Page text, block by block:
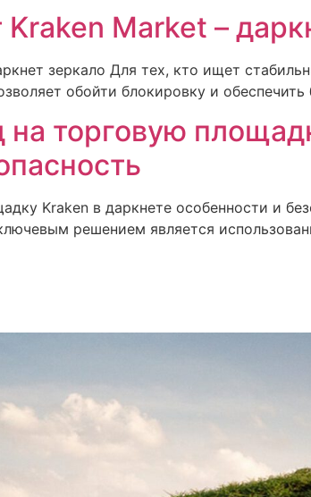
Market –
зеркало Для тех, кто ищет
обойти блокировку и
торговую
Kraken в даркнете особенности и
решением является